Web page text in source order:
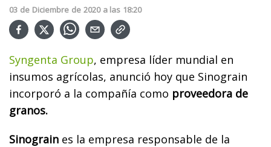
03 de Diciembre de 2020 a las 18:20
Syngenta Group, empresa líder mundial en
insumos agrícolas, anunció hoy que Sinograin
incorporó a la compañía como proveedora de
granos.
Sinograin es la empresa responsable de la